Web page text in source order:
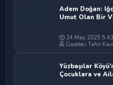
Adem Doğan:
Umut Olan Bir
24 May 2025 5:43
Gazeteci Tahir
Yüzbaşılar
Çocuklara ve